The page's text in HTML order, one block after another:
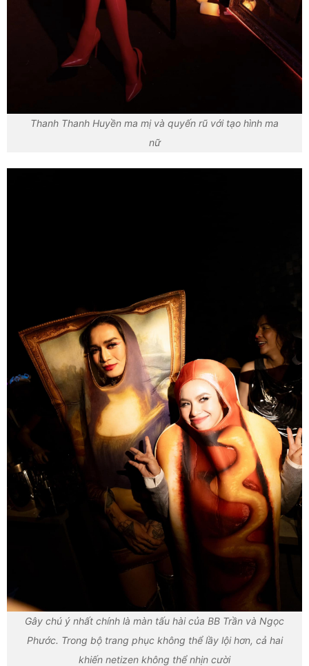
Thanh Thanh Huyền ma mị và quyến rũ với tạo hình ma
nữ
Gây chú ý nhất chính là màn tấu hài của BB Trần và Ngọc
Phước. Trong bộ trang phục không thể lầy lội hơn, cả hai
khiến netizen không thể nhịn cười